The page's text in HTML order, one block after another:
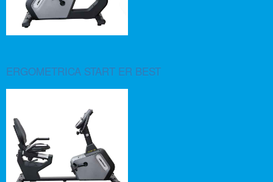
ERGOMETRICA START ER BEST